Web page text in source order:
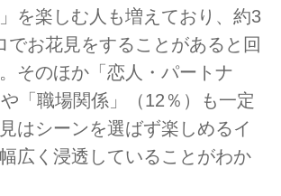
」を楽しむ人も増えており、約3
でお花見をすることがあると回
そのほか「恋人・パートナ
「職場関係」（12％）も一定
はシーンを選ばず楽しめるイ
広く浸透していることがわか